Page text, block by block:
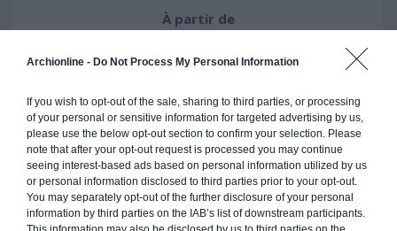
Archionline - Do Not Process My Personal Information
If you wish to opt-out of the sale, sharing to third parties, or processing
of your personal or sensitive information for targeted advertising by us,
please use the below opt-out section to confirm your selection. Please
note that after your opt-out request is processed you may continue
seeing interest-based ads based on personal information utilized by us
or personal information disclosed to third parties prior to your opt-out.
You may separately opt-out of the further disclosure of your personal
information by third parties on the IAB’s list of downstream participants.
À partir de
291 000€ TTC
Je la veux !
Construction ossature bois